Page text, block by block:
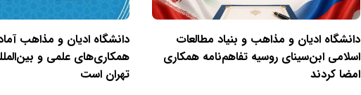
دانشگاه ادیان و مذاهب و بنیاد مطالعات
اسلامی ابن‌سینای روسیه تفاهم‌نامه همکاری
امضا کردند
دانشگاه ادیان و مذاهب
همکاری‌های علمی و
تهران است